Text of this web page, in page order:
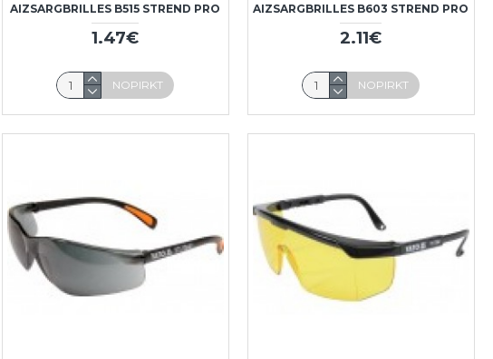
AIZSARGBRILLES B515 STREND PRO
1.47€
NOPIRKT
AIZSARGBRILLES B603 STREND PRO
2.11€
NOPIRKT